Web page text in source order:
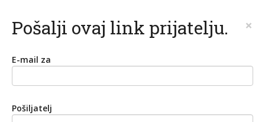
Pošalji ovaj link prijatelju. ×
E-mail za
Pošiljatelj